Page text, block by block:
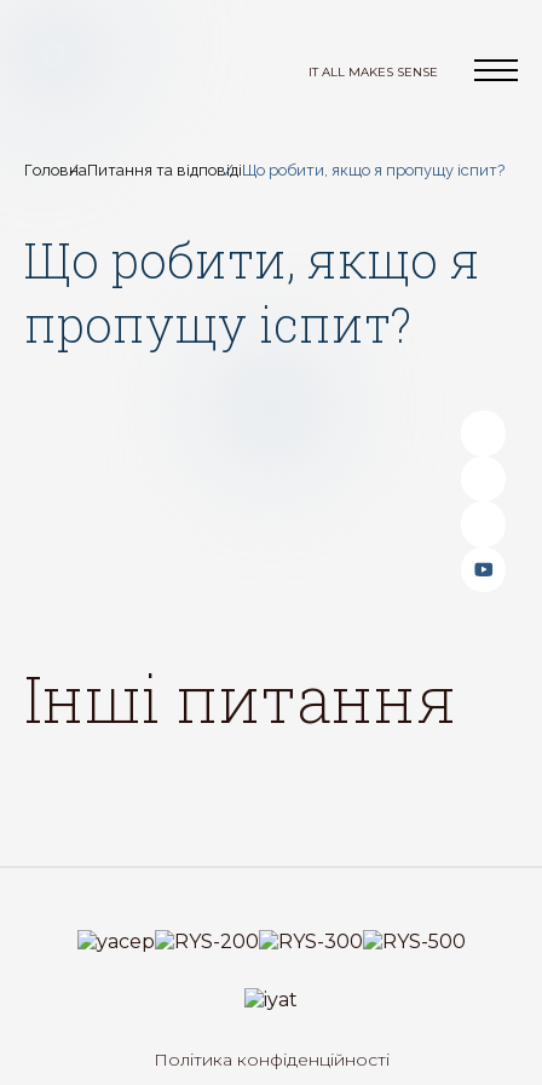
IT ALL MAKES SENSE
ГоловнаПитання та відповідіЩо робити, якщо я пропущу іспит?
Що робити, якщо я
пропущу іспит?
інші питання
Політика конфіденційності